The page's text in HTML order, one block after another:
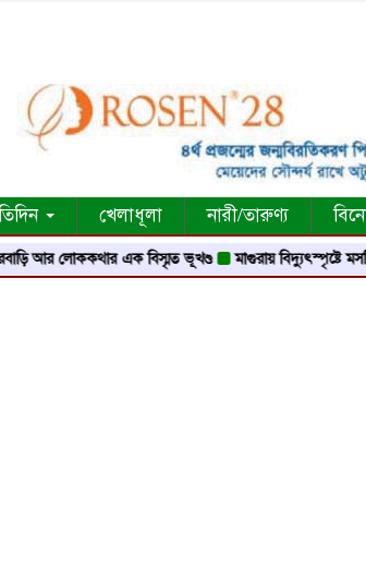
খেলাধূলা নারী/তারুণ্য
লোককথার এক বিস্মৃত ভূখণ্ড মাগুরায় বিদ্যুৎস্পৃষ্টে মসজিদের